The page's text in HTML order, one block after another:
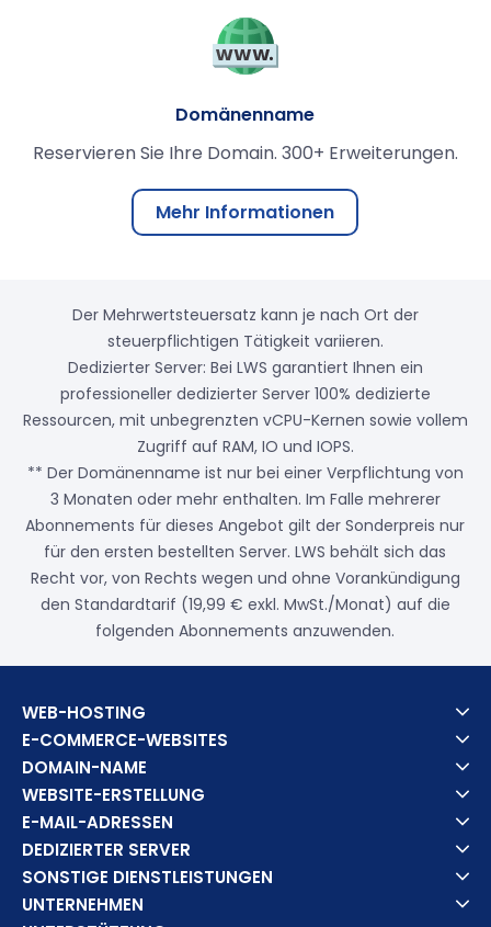
Domänenname
Reservieren Sie Ihre Domain. 300+ Erweiterungen.
Mehr Informationen
Der Mehrwertsteuersatz kann je nach Ort der
steuerpflichtigen Tätigkeit variieren.
Dedizierter Server: Bei LWS garantiert Ihnen ein
professioneller dedizierter Server 100% dedizierte
Ressourcen, mit unbegrenzten vCPU-Kernen sowie vollem
Zugriff auf RAM, IO und IOPS.
** Der Domänenname ist nur bei einer Verpflichtung von
3 Monaten oder mehr enthalten. Im Falle mehrerer
Abonnements für dieses Angebot gilt der Sonderpreis nur
für den ersten bestellten Server. LWS behält sich das
Recht vor, von Rechts wegen und ohne Vorankündigung
den Standardtarif (19,99 € exkl. MwSt./Monat) auf die
folgenden Abonnements anzuwenden.
WEB-HOSTING
E-COMMERCE-WEBSITES
DOMAIN-NAME
WEBSITE-ERSTELLUNG
E-MAIL-ADRESSEN
DEDIZIERTER SERVER
SONSTIGE DIENSTLEISTUNGEN
UNTERNEHMEN